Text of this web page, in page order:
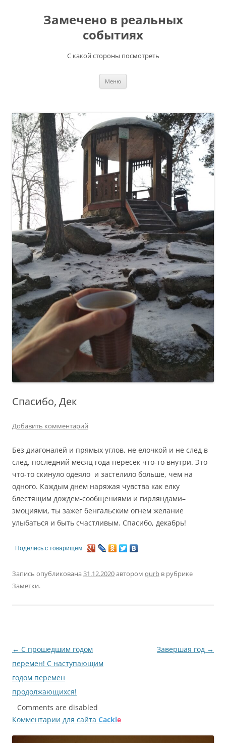
содержимомуЗамечено в реальных
событиях
С какой стороны посмотреть
Меню
Спасибо, Дек
Добавить комментарий
Без диагоналей и прямых углов, не елочкой и не след в
след, последний месяц года пересек что-то внутри. Это
что-то скинуло одеяло и застелило больше, чем на
одного. Каждым днем наряжая чувства как елку
блестящим дождем-сообщениями и гирляндами–
эмоциями, ты зажег бенгальским огнем желание
улыбаться и быть счастливым. Спасибо, декабрь!
Поделись с товарищем
Запись опубликована 31.12.2020автором qurb в рубрике
Заметки.
Навигация
по
записям
← С прошедшим годом
перемен! С наступающим
годом перемен
продолжающихся!
Завершая год →
Comments are disabled
Комментарии для сайта Cackle